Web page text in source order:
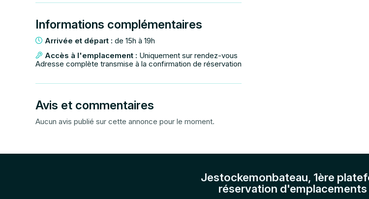
Informations complémentaires
Arrivée et départ : de 15h à 19h
Accès à l'emplacement : Uniquement sur rendez-vous
Adresse complète transmise à la confirmation de réservation
Avis et commentaires
Aucun avis publié sur cette annonce pour le moment.
Jestockemonbateau, 1ère
réservation d'emplacements